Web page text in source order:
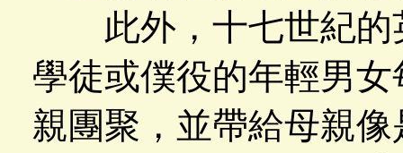
此外，十七世紀的
學徒或僕役的年輕男
親團聚，並帶給母親